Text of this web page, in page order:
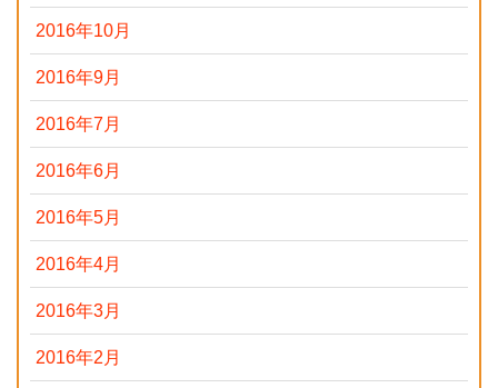
2016年10月
2016年9月
2016年7月
2016年6月
2016年5月
2016年4月
2016年3月
2016年2月